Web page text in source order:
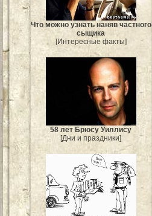
Что можно узнать наняв частного
сыщика
[Интересные факты]
58 лет Брюсу Уиллису
[Дни и праздники]